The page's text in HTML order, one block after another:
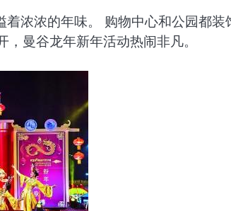
着浓浓的年味。 购物中心和公园都
，曼谷龙年新年活动热闹非凡。